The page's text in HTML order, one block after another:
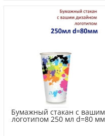
Бумажный стакан с вашим
логотипом 250 мл d=80 мм